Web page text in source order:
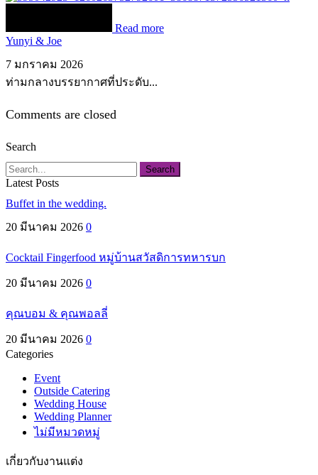
Read more
Yunyi & Joe
7 มกราคม 2026
ท่ามกลางบรรยากาศที่ประดับ...
Comments are closed
Search
Search
Latest Posts
Buffet in the wedding.
20 มีนาคม 2026 0
Cocktail Fingerfood หมู่บ้านสวัสดิการทหารบก
20 มีนาคม 2026 0
คุณบอม & คุณพอลลี่
20 มีนาคม 2026 0
Categories
Event
Outside Catering
Wedding House
Wedding Planner
ไม่มีหมวดหมู่
เกี่ยวกับงานแต่ง